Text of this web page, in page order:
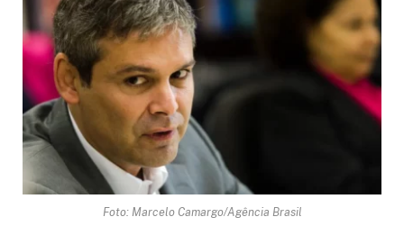
Foto: Marcelo Camargo/Agência Brasil